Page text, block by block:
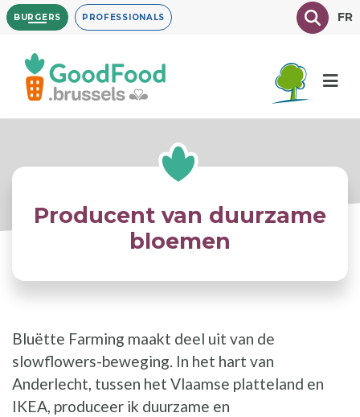
Overslaan
en
inhoud
gaan
BURGERS PROFESSIONALS TexteFR
Producent van duurzame
bloemen
Bluëtte Farming maakt deel uit van de
slowflowers-beweging. In het hart van
Anderlecht, tussen het Vlaamse platteland en
IKEA, produceer ik duurzame en